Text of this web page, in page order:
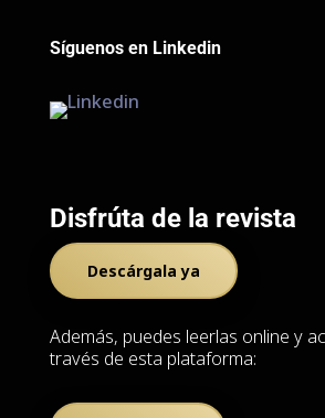
Síguenos en Linkedin
Disfrúta de la revista
Descárgala ya
Además, puedes leerlas online y
través de esta plataforma: